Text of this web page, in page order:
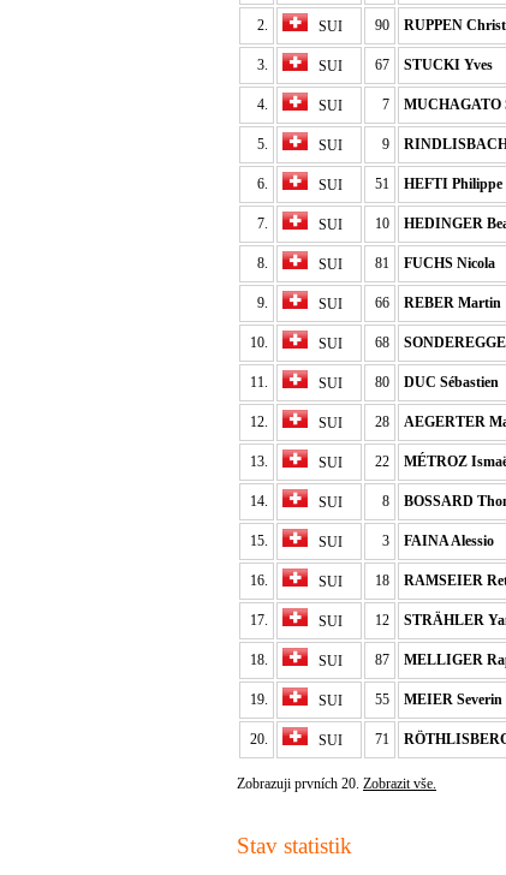
2. SUI 90 RUPPEN
3. SUI 67 STUCKI Yves
4. SUI 7 MUCHAGATO
5. SUI 9
6. SUI 51 HEFTI Philippe
7. SUI 10 HEDINGER
8. SUI 81 FUCHS Nicola
9. SUI 66 REBER Martin
10. SUI 68
11. SUI 80 DUC Sébastien
12. SUI 28 AEGERTER
13. SUI 22 MÉTROZ
14. SUI 8 BOSSARD
15. SUI 3 FAINA Alessio
16. SUI 18 RAMSEIER
17. SUI 12 STRÄHLER
18. SUI 87 MELLIGER
19. SUI 55 MEIER Severin
20. SUI 71
Zobrazuji prvních 20. Zobrazit vše.
Stav statistik